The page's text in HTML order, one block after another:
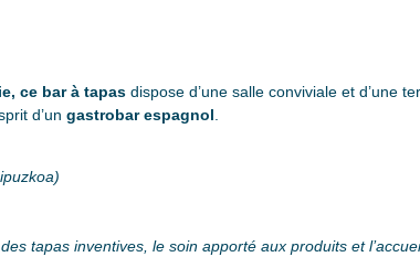
ce bar à tapasdispose d’une salle conviviale et d’une
d’un gastrobar espagnol
tapas inventives, le soin apporté aux produits et